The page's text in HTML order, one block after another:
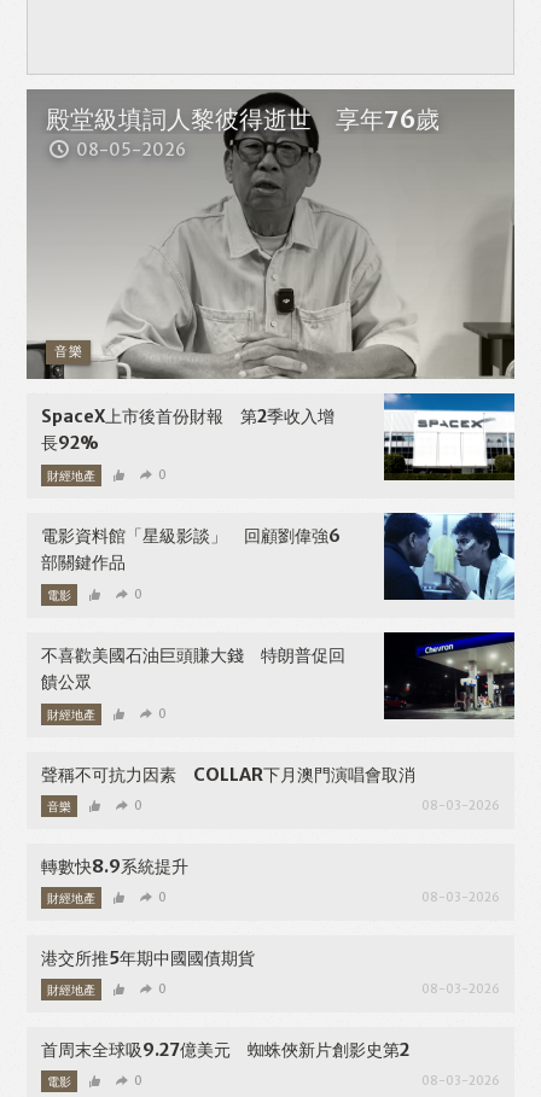
Like Facebook Twitter Line
殿堂級填詞人黎彼得逝世 享年76歲
音樂
08-05-2026
SpaceX上市後首份財報 第2季收入增
長92%
財經地產 08-05-2026
0
電影資料館「星級影談」 回顧劉偉強6
部關鍵作品
電影 08-04-2026
0
不喜歡美國石油巨頭賺大錢 特朗普促回
饋公眾
財經地產 08-04-2026
0
聲稱不可抗力因素 COLLAR下月澳門演唱會取消
音樂 08-03-2026
0
轉數快8.9系統提升
財經地產 08-03-2026
0
港交所推5年期中國國債期貨
財經地產 08-03-2026
0
首周末全球吸9.27億美元 蜘蛛俠新片創影史第2
電影 08-03-2026
0